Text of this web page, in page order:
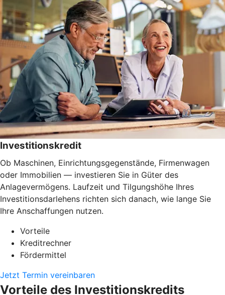
Investitionskredit
Ob Maschinen, Einrichtungsgegenstände, Firmenwagen
oder Immobilien — investieren Sie in Güter des
Anlagevermögens. Laufzeit und Tilgungshöhe Ihres
Investitionsdarlehens richten sich danach, wie lange Sie
Ihre Anschaffungen nutzen.
Vorteile
Kreditrechner
Fördermittel
Jetzt Termin vereinbaren
Vorteile des Investitionskredits